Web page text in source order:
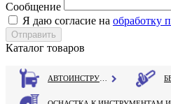
Сообщение
Я даю согласие на обработку
Каталог товаров